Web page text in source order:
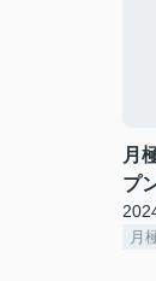
月
プ
月